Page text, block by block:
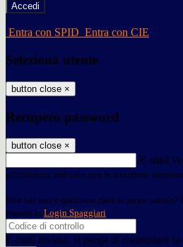
-
Entra con SPID Entra con CIE
Seleziona utente
button close ×
Recupero password
button close ×
E-mail
all'indirizzo indicato con le istruzioni
Non hai una e-mail associata al nome utente?
tramite la Login Spaggiari
E-mail inviata, si prega di controllare la